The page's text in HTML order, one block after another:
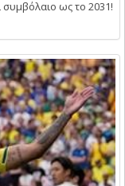
ως το 2031!